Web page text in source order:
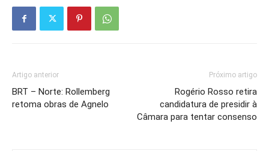
Artigo anterior
BRT – Norte: Rollemberg
retoma obras de Agnelo
Próximo artigo
Rogério Rosso retira
candidatura de presidir à
Câmara para tentar consenso